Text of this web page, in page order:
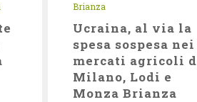
Brianza
Ucraina, al via la
spesa sospesa nei
mercati agricoli
Milano, Lodi e
Monza Brianza